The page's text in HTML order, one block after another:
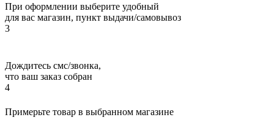
При оформлении выберите удобный
для вас магазин, пункт выдачи/самовывоз
3
Дождитесь смс/звонка,
что ваш заказ собран
4
Примерьте товар в выбранном магазине